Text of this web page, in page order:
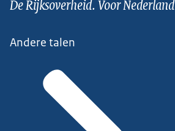
Andere talen